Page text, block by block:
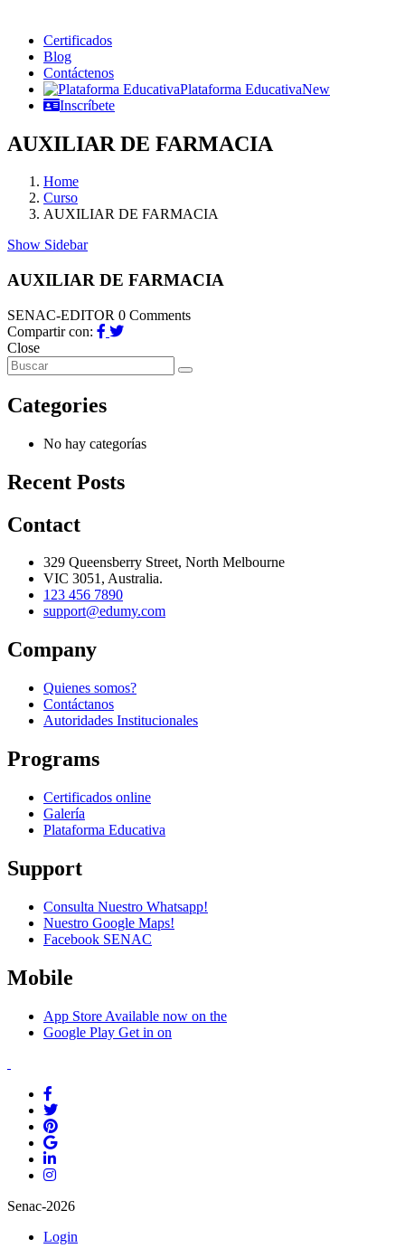
Certificados
Blog
Contáctenos
Plataforma EducativaNew
Inscríbete
AUXILIAR DE FARMACIA
Home
Curso
AUXILIAR DE FARMACIA
Show Sidebar
AUXILIAR DE FARMACIA
SENAC-EDITOR 0 Comments
Compartir con:
Close
Categories
No hay categorías
Recent Posts
Contact
329 Queensberry Street, North Melbourne
VIC 3051, Australia.
123 456 7890
support@edumy.com
Company
Quienes somos?
Contáctanos
Autoridades Institucionales
Programs
Certificados online
Galería
Plataforma Educativa
Support
Consulta Nuestro Whatsapp!
Nuestro Google Maps!
Facebook SENAC
Mobile
App Store Available now on the
Google Play Get in on
Senac-2026
Login